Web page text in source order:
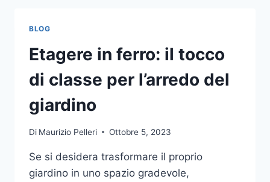
BLOG
Etagere in ferro: il tocco
di classe per l’arredo del
giardino
Di Maurizio Pelleri Ottobre 5, 2023
Se si desidera trasformare il proprio
giardino in uno spazio gradevole,